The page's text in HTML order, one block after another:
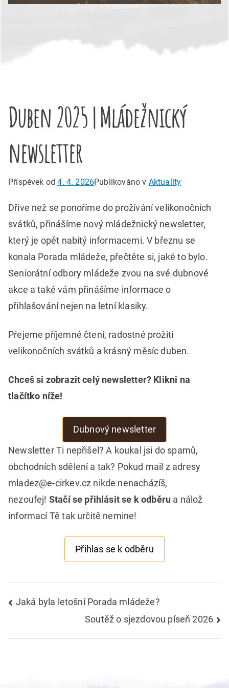
Duben 2025 | Mládežnický
newsletter
Příspěvek od4. 4. 2026Publikováno v Aktuality
Dříve než se ponoříme do prožívání velikonočních
svátků, přinášíme nový mládežnický newsletter,
který je opět nabitý informacemi. V březnu se
konala Porada mládeže, přečtěte si, jaké to bylo.
Seniorátní odbory mládeže zvou na své dubnové
akce a také vám přinášíme informace o
přihlašování nejen na letní klasiky.
Přejeme příjemné čtení, radostné prožití
velikonočních svátků a krásný měsíc duben.
Chceš si zobrazit celý newsletter? Klikni na
tlačítko níže!
Dubnový newsletter
Newsletter Ti nepřišel? A koukal jsi do spamů,
obchodních sdělení a tak? Pokud mail z adresy
mladez@e‑cirkev.cz nikde nenacházíš,
nezoufej! Stačí se přihlásit se k odběru a nálož
informací Tě tak určitě nemine!
Přihlas se k odběru
Navigace
Jaká byla letošní Porada mládeže?
Soutěž o sjezdovou píseň 2026